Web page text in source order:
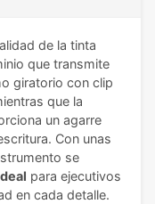
de la tinta
que transmite
giratorio con clip
que la
un agarre
Con unas
se
para ejecutivos
en cada detalle.